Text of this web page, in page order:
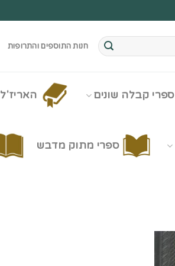
חנות התוספים והתרופות
ספרי קבלה שונים האריז'ל
ספרי מתוק מדבש